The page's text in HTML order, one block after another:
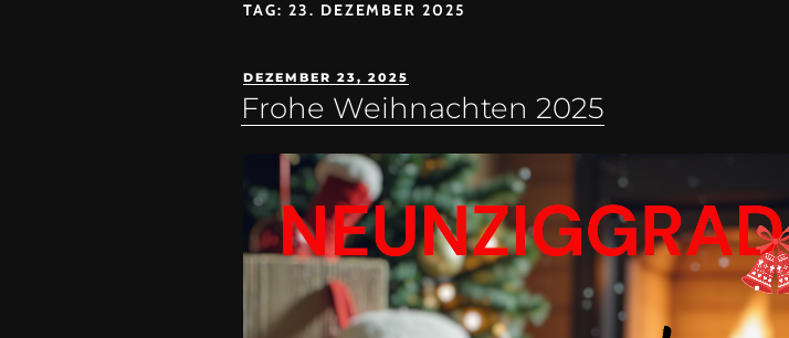
TAG: 23. DEZEMBER 2025
DEZEMBER 23, 2025
Frohe Weihnachten 2025